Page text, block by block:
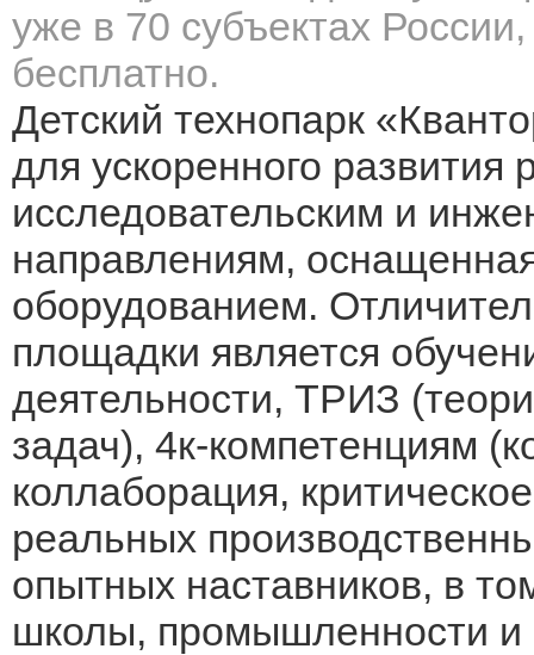
уже в 70 субъектах
бесплатно.
Детский технопарк
для ускоренного
исследовательским и
направлениям,
оборудованием.
площадки является
деятельности, ТРИЗ
задач), 4к-компетенциям
коллаборация,
реальных
опытных наставников, в
школы, промышленности и